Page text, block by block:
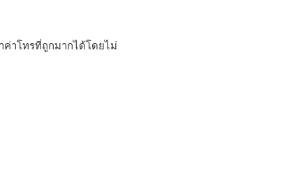
ค่าโทรที่ถูกมากได้โดยไม่